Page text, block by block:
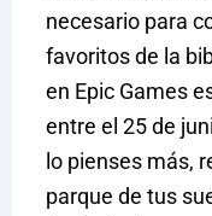
necesario para
favoritos de la
en Epic Games
entre el 25 de
lo pienses más,
parque de tus